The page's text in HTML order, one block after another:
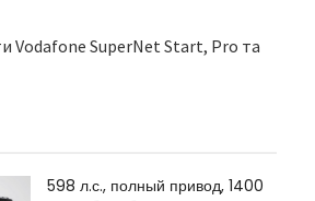
598 л.с., полный привод, 1400